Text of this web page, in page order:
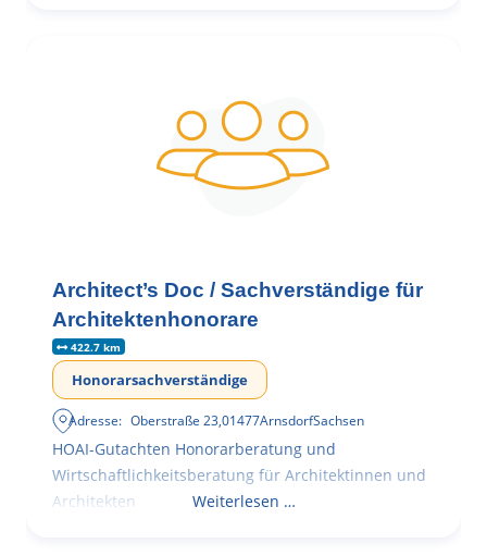
Architect’s Doc / Sachverständige für
Architektenhonorare
422.7 km
Honorarsachverständige
Adresse: Oberstraße 23,01477ArnsdorfSachsen
HOAI-Gutachten Honorarberatung und
Wirtschaftlichkeitsberatung für Architektinnen und
Architekten
Weiterlesen …